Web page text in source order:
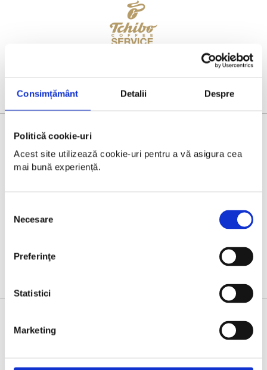
Consimțământ Detalii Despre
Politică cookie-uri
Acest site utilizează cookie-uri pentru a vă asigura cea
mai bună experiență.
consimțământului
Necesare
Preferinţe
Statistici
Marketing
BRONZE PARTNER